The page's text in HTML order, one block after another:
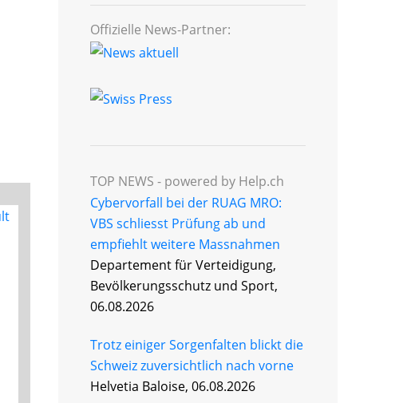
Offizielle News-Partner:
TOP NEWS - powered by Help.ch
Cybervorfall bei der RUAG MRO:
VBS schliesst Prüfung ab und
empfiehlt weitere Massnahmen
Departement für Verteidigung,
Bevölkerungsschutz und Sport,
06.08.2026
Trotz einiger Sorgenfalten blickt die
Schweiz zuversichtlich nach vorne
Helvetia Baloise, 06.08.2026